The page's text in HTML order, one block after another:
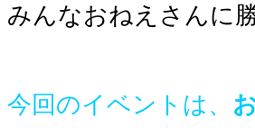
みんなおねえさんに
今回のイベントは、